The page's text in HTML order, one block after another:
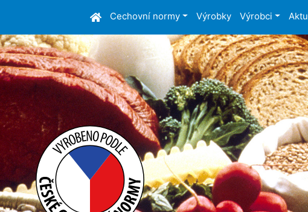
Cechovní normy Výrobky Výrobci